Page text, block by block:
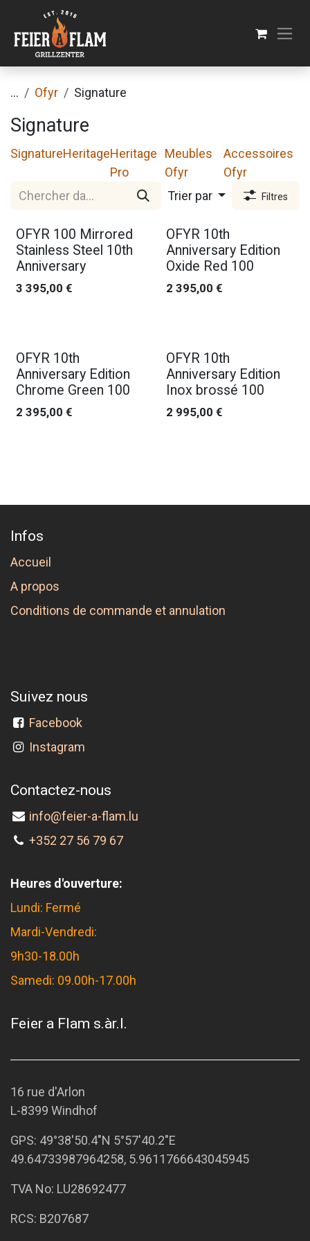
Se rendre au contenu
... Ofyr Signature
Signature
SignatureHeritageHeritage
Pro
Meubles
Ofyr
Accessoires
Ofyr
Trier par
Filtres
OFYR 100 Mirrored
Stainless Steel 10th
Anniversary
3 395,00 €
OFYR 10th
Anniversary Edition
Oxide Red 100
2 395,00 €
OFYR 10th
Anniversary Edition
Chrome Green 100
2 395,00 €
OFYR 10th
Anniversary Edition
Inox brossé 100
2 995,00 €
Infos
Accueil
A propos
Conditions de commande et annulation
Suivez nous
Facebook
Instagram
Contactez-nous
info@feier-a-flam.lu
+352 27 56 79 67
Heures d'ouverture:
Lundi: Fermé
Mardi-Vendredi:
9h30-18.00h
Samedi: 09.00h-17.00h
Feier a Flam s.àr.l.
16 rue d'Arlon
L-8399 Windhof
GPS: 49°38'50.4"N 5°57'40.2"E
49.64733987964258, 5.9611766643045945
TVA No: LU28692477
RCS: B207687